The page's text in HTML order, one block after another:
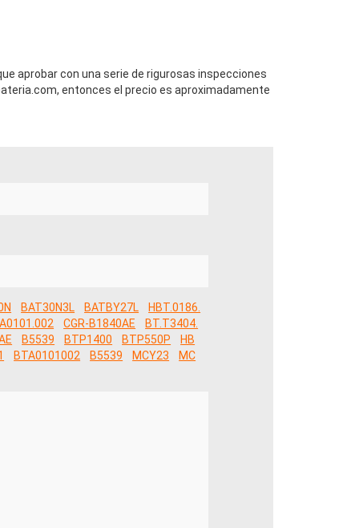
aprobar con una serie de rigurosas inspecciones
entonces el precio es aproximadamente
BAT30N3L BATBY27L
HBT.0186.
CGR-B1840AE
BT.T3404.
B5539 BTP1400 BTP550P
HB
BTA0101002 B5539 MCY23
MC